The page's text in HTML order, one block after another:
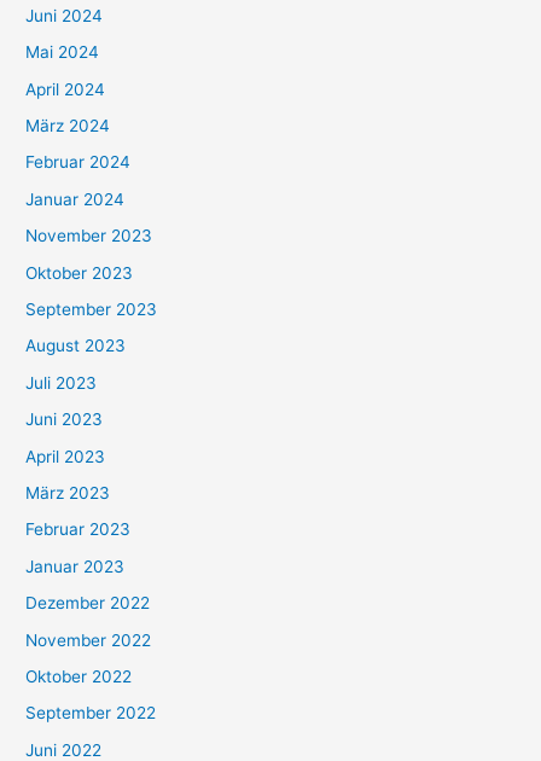
Juni 2024
Mai 2024
April 2024
März 2024
Februar 2024
Januar 2024
November 2023
Oktober 2023
September 2023
August 2023
Juli 2023
Juni 2023
April 2023
März 2023
Februar 2023
Januar 2023
Dezember 2022
November 2022
Oktober 2022
September 2022
Juni 2022